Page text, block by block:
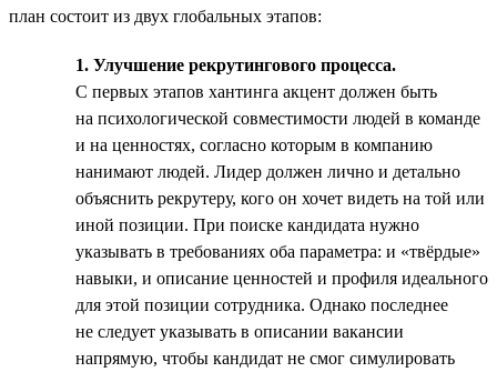
план состоит из двух глобальных этапов:
1. Улучшение рекрутингового процесса.
С первых этапов хантинга акцент должен быть
на психологической совместимости людей в команде
и на ценностях, согласно которым в компанию
нанимают людей. Лидер должен лично и детально
объяснить рекрутеру, кого он хочет видеть на той или
иной позиции. При поиске кандидата нужно
указывать в требованиях оба параметра: и «твёрдые»
навыки, и описание ценностей и профиля идеального
для этой позиции сотрудника. Однако последнее
не следует указывать в описании вакансии
напрямую, чтобы кандидат не смог симулировать